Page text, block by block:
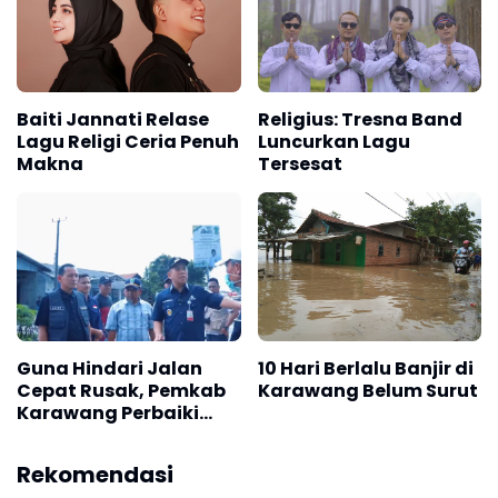
Foto : Lokasi yang sedang diperbaiki
Saat ini, untuk sementara perbaikan jalan akses
gerbang tol tersebut telah diperbaiki, disusul dengan
kegiatan perbaikan atau penataan drainase di
sepanjang jalan tersebut.
"Saya terus memonitor pelaksanaan kegiatan
Baiti Jannati Relase
Lagu Religi Ceria Penuh
Makna
Religius: Tresna Band
Luncurkan Lagu
Tersesat
Guna Hindari Jalan
Cepat Rusak, Pemkab
Karawang Perbaiki
Tol Karawang Timur
10 Hari Berlalu Banjir di
Karawang Belum Surut
Rekomendasi